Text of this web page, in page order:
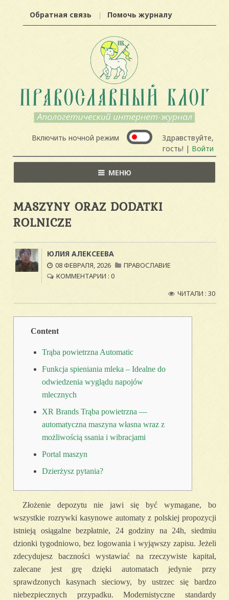
Обратная связь Помочь журналу
Включить ночной режим
Здравствуйте,
гость! | Войти
МЕНЮ
MASZYNY ORAZ DODATKI
ROLNICZE
ЮЛИЯ АЛЕКСЕЕВА
08 ФЕВРАЛЯ, 2026
ПРАВОСЛАВИЕ
КОММЕНТАРИИ : 0
ЧИТАЛИ : 30
Content
Trąba powietrzna Automatic
Funkcja spieniania mleka – Idealne do
odwiedzenia wyglądu napojów
mlecznych
XR Brands Trąba powietrzna —
automatyczna maszyna własna wraz z
możliwością ssania i wibracjami
Portal maszyn
Dzierżysz pytania?
Złożenie depozytu nie jawi się być wymagane, bo
wszystkie rozrywki kasynowe automaty z polskiej propozycji
istnieją osiągalne bezpłatnie, 24 godziny na 24h, siedmiu
dzionki tygodniowo, bez logowania i wyjąwszy zapisu. Jeżeli
zdecydujesz baczności wystawiać na rzeczywiste kapitał,
zalecane jest grę dzięki automatach jedynie przy
sprawdzonych kasynach sieciowy, by ustrzec się bardzo
niebezpiecznych przypadku.Modernistyczne standardy